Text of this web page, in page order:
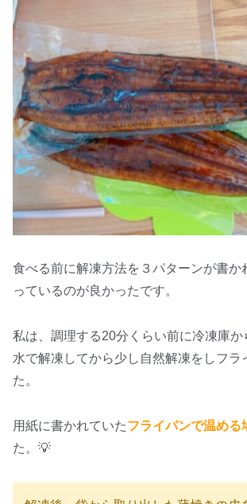
食べる前に解凍方法を３パターンが書か
っているのが良かったです。
私は、調理する20分くらい前に冷凍庫
水で解凍してから少し自然解凍をしフラ
た。
用紙に書かれていたフライパンで温める
た。💡